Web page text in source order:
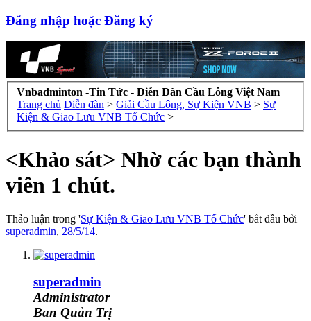
Đăng nhập hoặc Đăng ký
Vnbadminton -Tin Tức - Diễn Đàn Cầu Lông Việt Nam
Trang chủ Diễn đàn > Giải Cầu Lông, Sự Kiện VNB > Sự
Kiện & Giao Lưu VNB Tổ Chức >
<Khảo sát> Nhờ các bạn thành
viên 1 chút.
Thảo luận trong 'Sự Kiện & Giao Lưu VNB Tổ Chức' bắt đầu bởi
superadmin, 28/5/14.
superadmin
Administrator
Ban Quản Trị